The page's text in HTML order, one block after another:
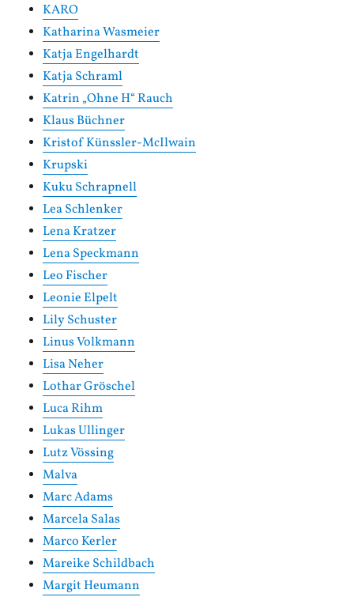
KARO
Katharina Wasmeier
Katja Engelhardt
Katja Schraml
Katrin „Ohne H“ Rauch
Klaus Büchner
Kristof Künssler-McIlwain
Krupski
Kuku Schrapnell
Lea Schlenker
Lena Kratzer
Lena Speckmann
Leo Fischer
Leonie Elpelt
Lily Schuster
Linus Volkmann
Lisa Neher
Lothar Gröschel
Luca Rihm
Lukas Ullinger
Lutz Vössing
Malva
Marc Adams
Marcela Salas
Marco Kerler
Mareike Schildbach
Margit Heumann